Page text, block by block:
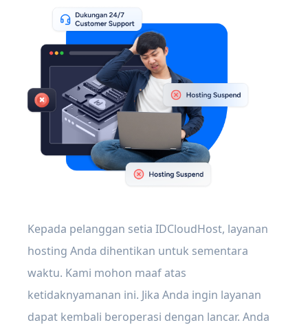
Kepada pelanggan setia IDCloudHost, layanan
hosting Anda dihentikan untuk sementara
waktu. Kami mohon maaf atas
ketidaknyamanan ini. Jika Anda ingin layanan
dapat kembali beroperasi dengan lancar. Anda